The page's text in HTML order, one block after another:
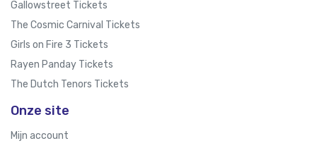
Gallowstreet Tickets
The Cosmic Carnival Tickets
Girls on Fire 3 Tickets
Rayen Panday Tickets
The Dutch Tenors Tickets
Onze site
Mijn account